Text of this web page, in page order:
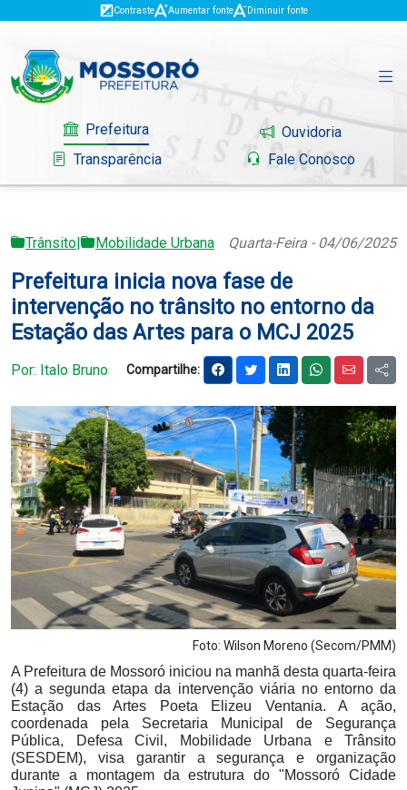
Contraste Aumentar fonte Diminuir fonte
Prefeitura
Ouvidoria
Transparência
Fale Conosco
Governo
Mossoró
Serviços
Notícias
Carta de Serviço
PESQUISAR
Trânsito| Mobilidade Urbana Quarta-Feira - 04/06/2025
Prefeitura inicia nova fase de
intervenção no trânsito no entorno da
Estação das Artes para o MCJ 2025
Por: Italo Bruno Compartilhe:
Foto: Wilson Moreno (Secom/PMM)
A Prefeitura de Mossoró iniciou na manhã desta quarta-feira
(4) a segunda etapa da intervenção viária no entorno da
Estação das Artes Poeta Elizeu Ventania. A ação,
coordenada pela Secretaria Municipal de Segurança
Pública, Defesa Civil, Mobilidade Urbana e Trânsito
(SESDEM), visa garantir a segurança e organização
durante a montagem da estrutura do "Mossoró Cidade